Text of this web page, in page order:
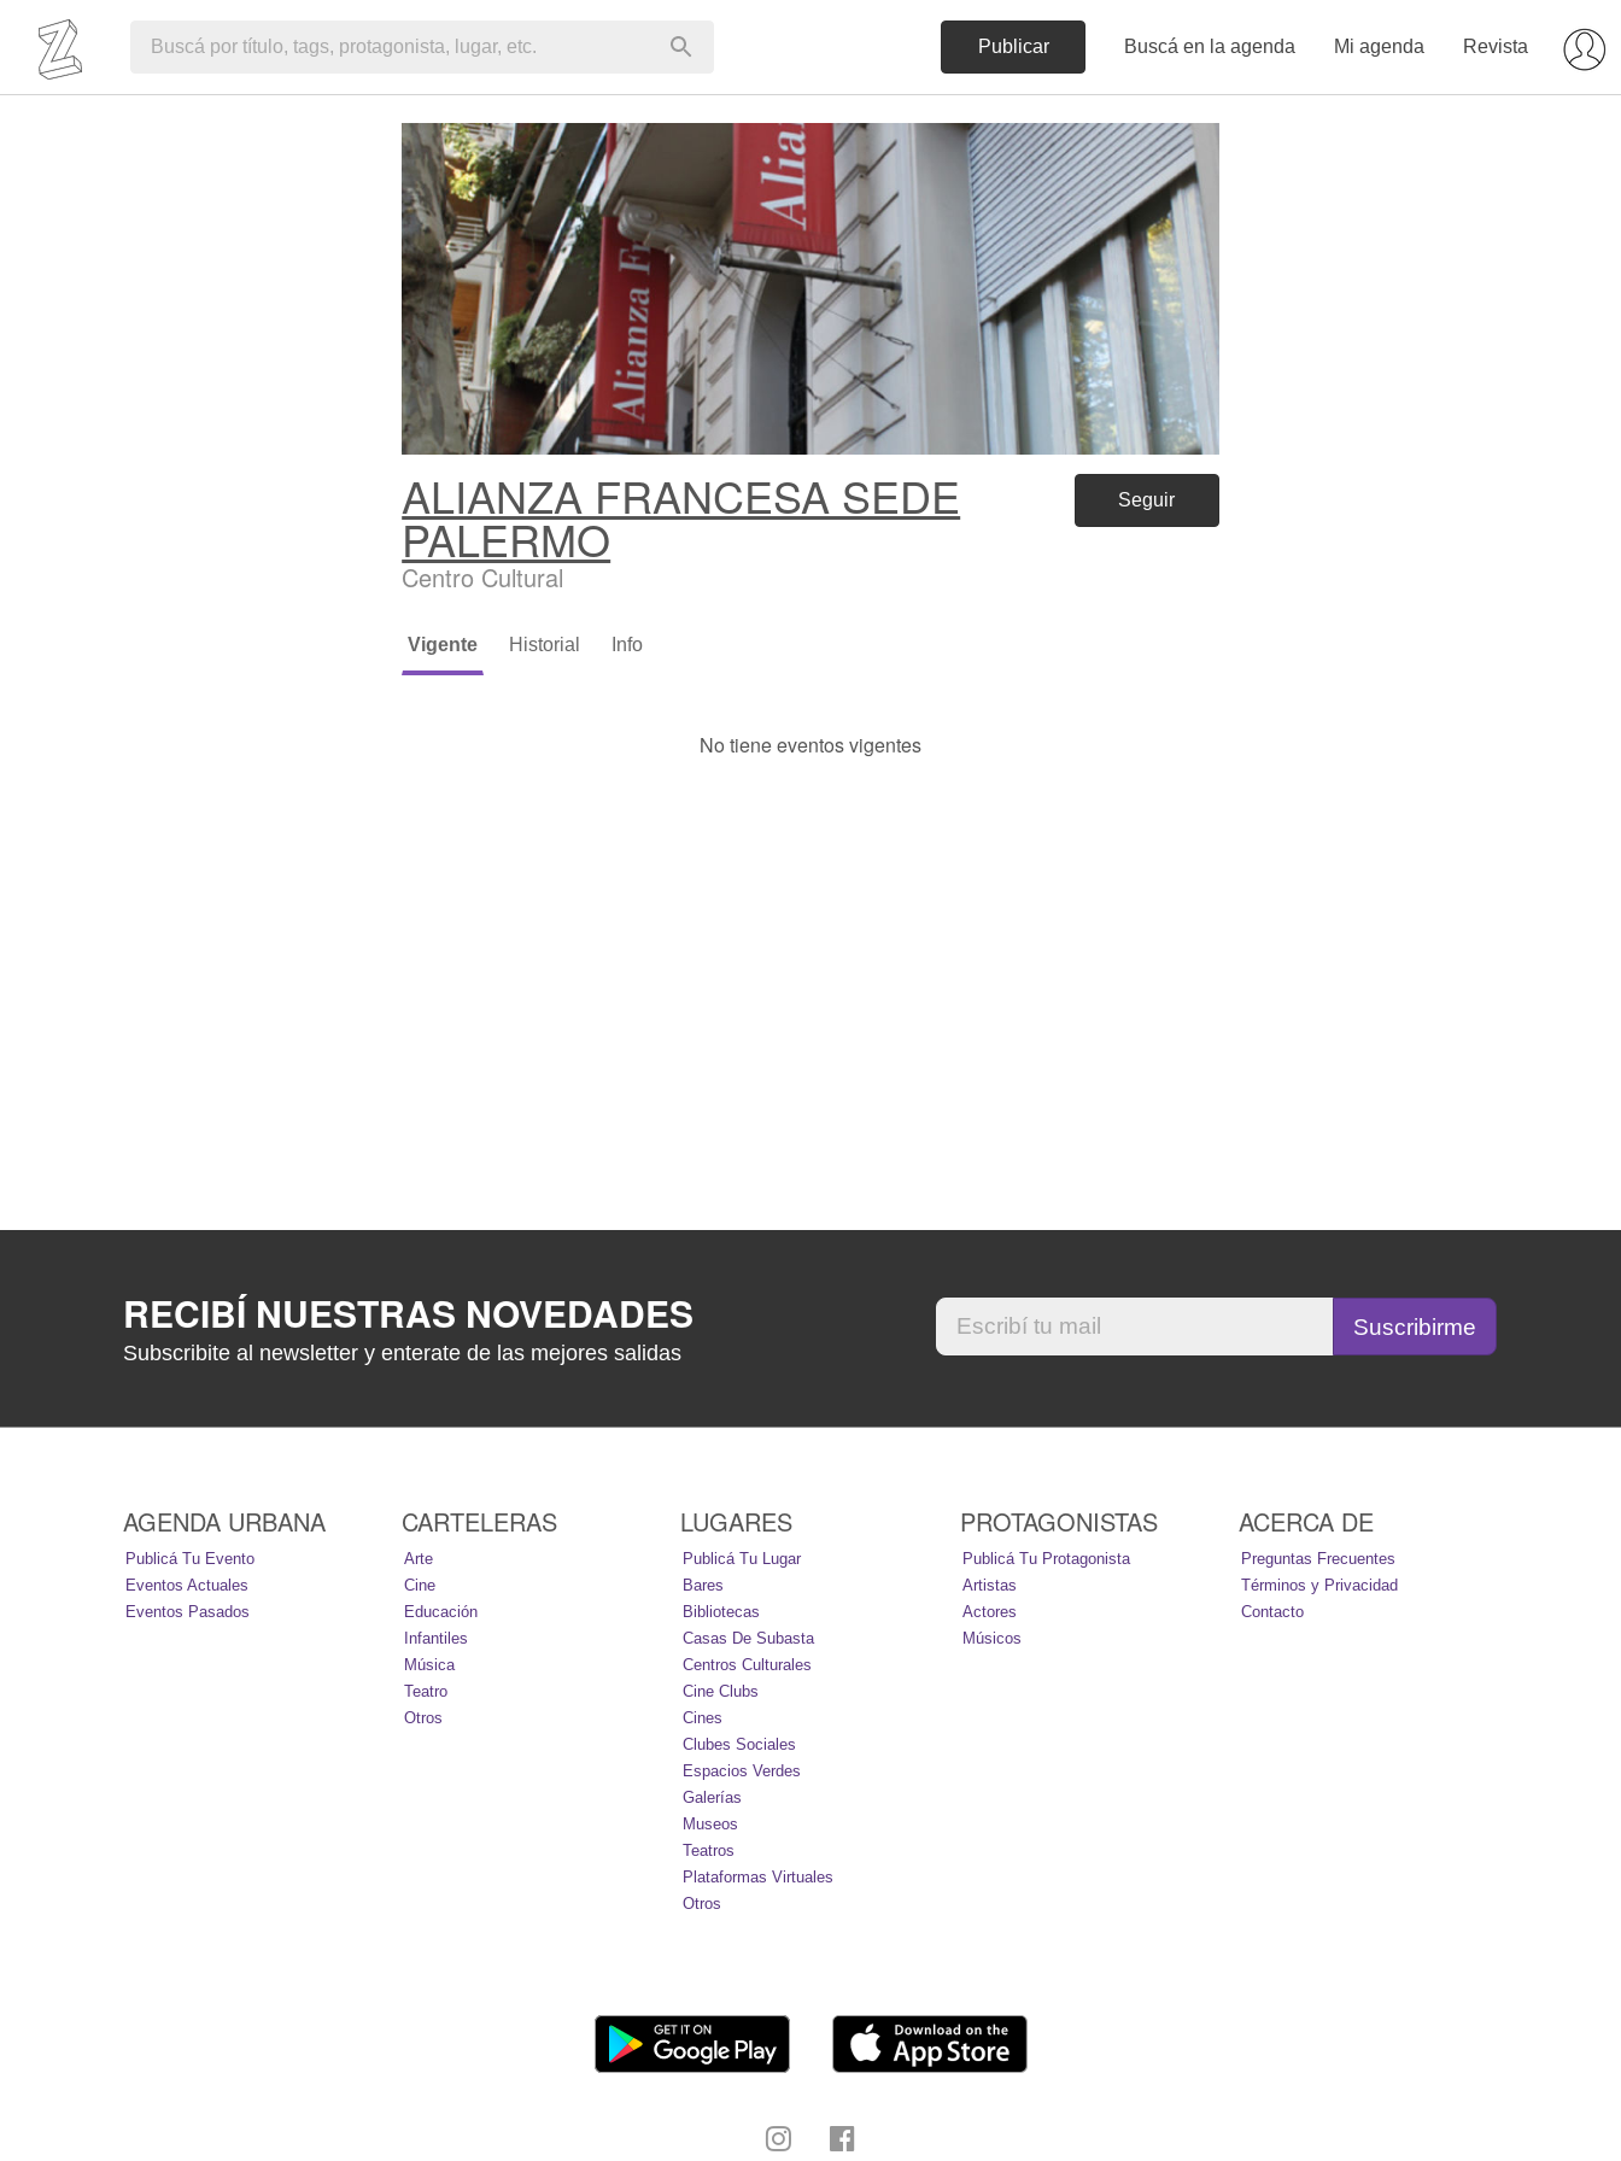
Publicar Buscá en la agenda Mi agenda Revista
Seguir
ALIANZA FRANCESA SEDE
PALERMO
Centro Cultural
Vigente Historial Info
No tiene eventos vigentes
RECIBÍ NUESTRAS NOVEDADES
Subscribite al newsletter y enterate de las mejores salidas
AGENDA URBANA
Publicá Tu Evento
Eventos Actuales
Eventos Pasados
CARTELERAS
Arte
Cine
Educación
Infantiles
Música
Teatro
Otros
LUGARES
Publicá Tu Lugar
Bares
Bibliotecas
Casas De Subasta
Centros Culturales
Cine Clubs
Cines
Clubes Sociales
Espacios Verdes
Galerías
Museos
Teatros
Plataformas Virtuales
Otros
PROTAGONISTAS
Publicá Tu Protagonista
Artistas
Actores
Músicos
ACERCA DE
Preguntas Frecuentes
Términos y Privacidad
Contacto